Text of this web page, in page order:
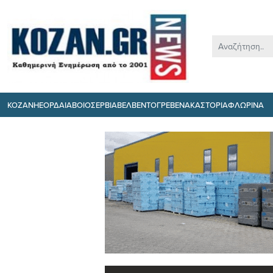
ΚΟΖΑΝΗΕΟΡΔΑΙΑΒΟΙΟΣΕΡΒΙΑΒΕΛΒΕΝΤΟΓΡΕΒΕΝΑΚΑΣΤΟΡΙΑΦΛΩΡΙΝΑ